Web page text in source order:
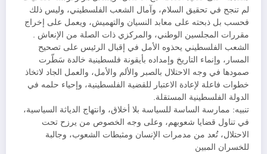
لم تنجح في تحقيق السلام، وآمال الشعب الفلسطيني، وليس ذلك
فحسب بل ذبحته على معابد النسيان والتهميش، ويعمل على إخراج
مقررات المجلسين الوطني، والمركزي ذات الصلة من الإنعاش .
الشعب الفلسطيني يحذوه الأمل في إقبال الرئيس على تصحيح
المسار، وإنماء التاريخ وإمداده بأيقونة فلسطينية خالدة سَطّرت
صمودها في وجه الاحتلال بالصبر والألم والأمل، والعمل الجاد لاتخاذ
خطوات فاعلة لإعادة الاعتبار للقضية الفلسطينية، وإحياء حلمه في
الدولة الفلسطينية المستقلة.
تنبيه: ممارسة الساسة للسياسة بلا أخلاق، وانتهاج الدياثة السياسية،
في تناول قضايا شعوبهم، وعلى وجه الخصوص من يرزح تحت
الاحتلال، تُعد من مدمرات الإنسان ومثبطات الشعوب، وجالبة
للخسران المبين